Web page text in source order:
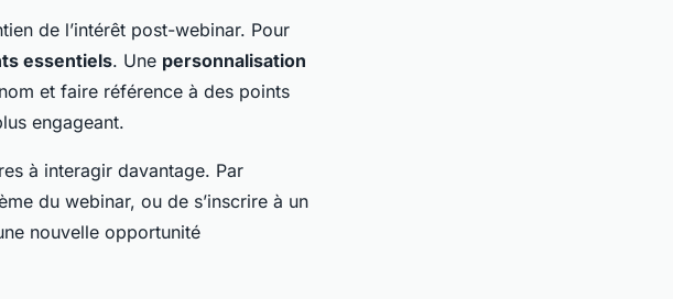
de l’intérêt post-webinar. Pour
essentiels. Une personnalisation
et faire référence à des points
engageant.
à interagir davantage. Par
du webinar, ou de s’inscrire à un
nouvelle opportunité